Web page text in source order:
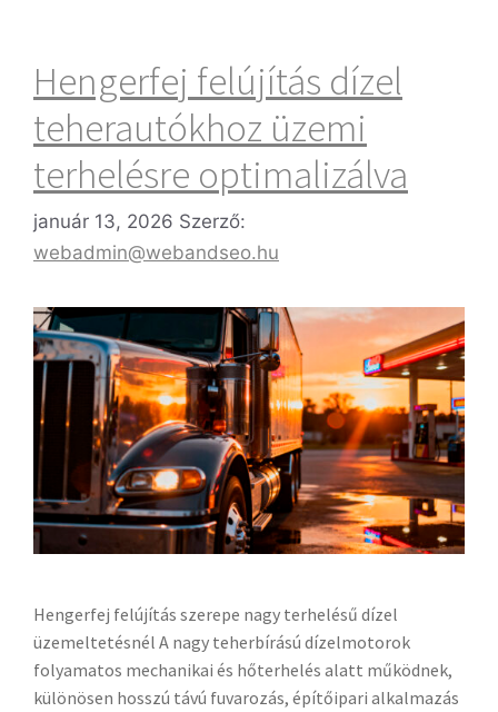
Hengerfej felújítás dízel
teherautókhoz üzemi
terhelésre optimalizálva
január 13, 2026 Szerző:
webadmin@webandseo.hu
Hengerfej felújítás szerepe nagy terhelésű dízel
üzemeltetésnél A nagy teherbírású dízelmotorok
folyamatos mechanikai és hőterhelés alatt működnek,
különösen hosszú távú fuvarozás, építőipari alkalmazás